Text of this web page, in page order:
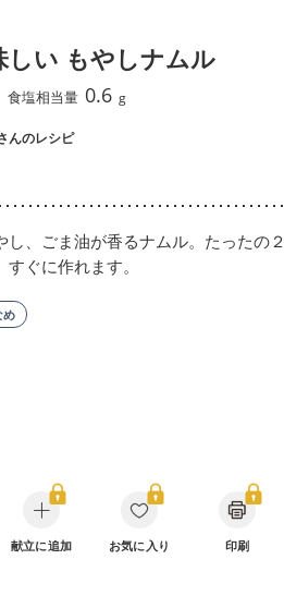
しい もやしナムル
食塩相当量 0.6 g
んのレシピ
し、ごま油が香るナムル。たったの２
ぐに作れます。
め
献立に追加 お気に入り 印刷